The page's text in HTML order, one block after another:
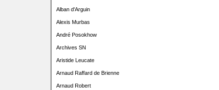
Alban d'Arguin
Alexis Murbas
André Posokhow
Archives SN
Aristide Leucate
Arnaud Raffard de Brienne
Arnaud Robert